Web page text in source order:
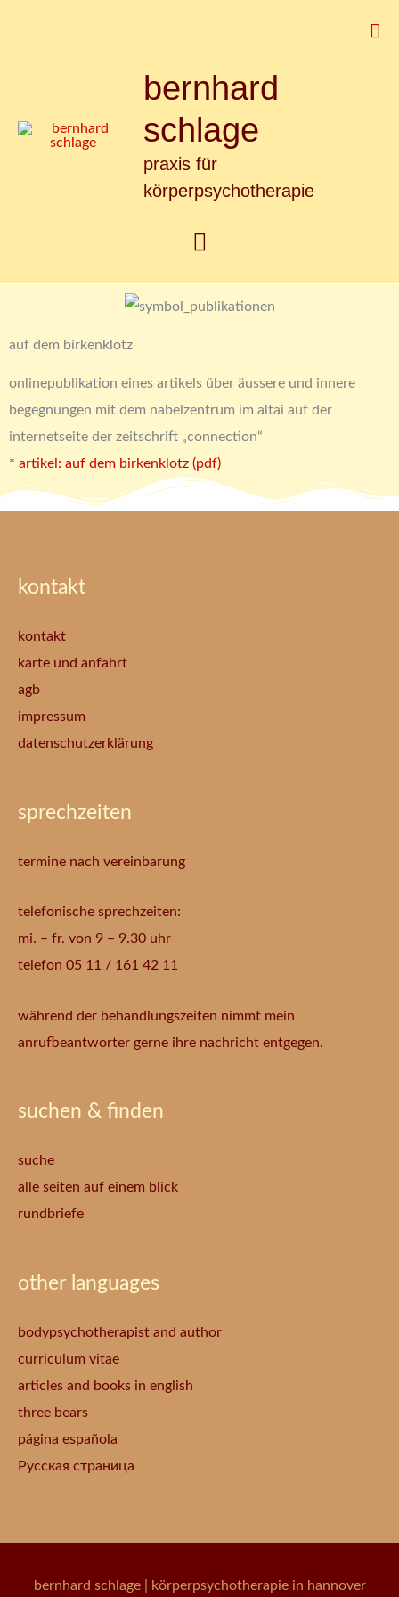
bernhard
schlage
praxis für
körperpsychotherapie
Hauptmenü
auf dem birkenklotz
onlinepublikation eines artikels über äussere und innere
begegnungen mit dem nabelzentrum im altai auf der
internetseite der zeitschrift „connection“
* artikel: auf dem birkenklotz (pdf)
kontakt
kontakt
karte und anfahrt
agb
impressum
datenschutzerklärung
sprechzeiten
termine nach vereinbarung
telefonische sprechzeiten:
mi. – fr. von 9 – 9.30 uhr
telefon 05 11 / 161 42 11
während der behandlungszeiten nimmt mein
anrufbeantworter gerne ihre nachricht entgegen.
suchen & finden
suche
alle seiten auf einem blick
rundbriefe
other languages
bodypsychotherapist and author
curriculum vitae
articles and books in english
three bears
página española
Русская страница
bernhard schlage| körperpsychotherapie in hannover